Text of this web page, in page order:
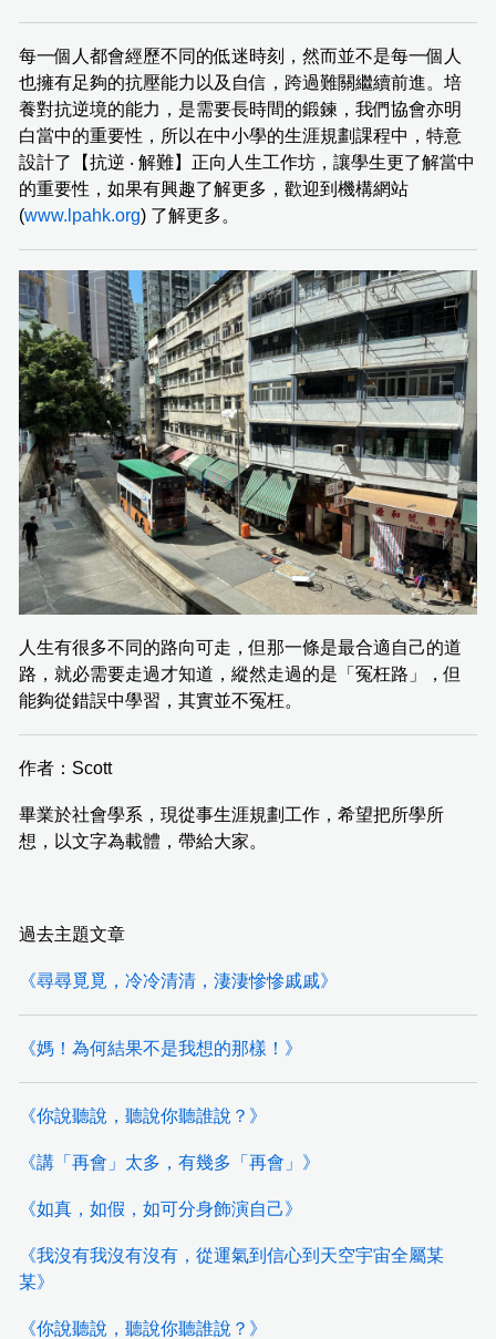
每一個人都會經歷不同的低迷時刻，然而並不是每一個人
也擁有足夠的抗壓能力以及自信，跨過難關繼續前進。培
養對抗逆境的能力，是需要長時間的鍛鍊，我們協會亦明
白當中的重要性，所以在中小學的生涯規劃課程中，特意
設計了【抗逆 ‧ 解難】正向人生工作坊，讓學生更了解當中
的重要性，如果有興趣了解更多，歡迎到機構網站
(www.lpahk.org) 了解更多。
人生有很多不同的路向可走，但那一條是最合適自己的道
路，就必需要走過才知道，縱然走過的是「冤枉路」，但
能夠從錯誤中學習，其實並不冤枉。
作者：Scott
畢業於社會學系，現從事生涯規劃工作，希望把所學所
想，以文字為載體，帶給大家。
過去主題文章
《尋尋覓覓，冷冷清清，淒淒慘慘戚戚》
《媽！為何結果不是我想的那樣！》
《你說聽說，聽說你聽誰說？》
《講「再會」太多，有幾多「再會」》
《如真，如假，如可分身飾演自己》
《我沒有我沒有沒有，從運氣到信心到天空宇宙全屬某
某》
《你說聽說，聽說你聽誰說？》